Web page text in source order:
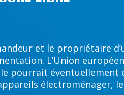
et le propriétaire
L’Union
pourrait éventuellement
électroménager,